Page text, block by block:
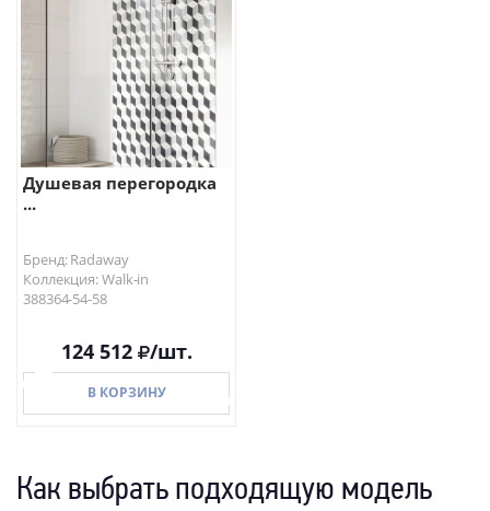
Душевая перегородка
...
Бренд: Radaway
Коллекция: Walk-in
388364-54-58
124 512 /шт.
В КОРЗИНУ
Как выбрать подходящую модель